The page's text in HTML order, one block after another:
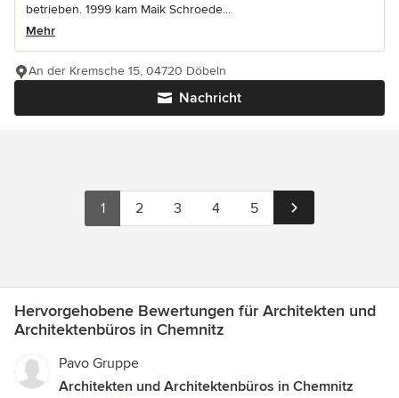
betrieben. 1999 kam Maik Schroede...
Mehr
Nachricht
An der Kremsche 15, 04720 Döbeln
1 2 3 4 5
Hervorgehobene Bewertungen für Architekten und
Architektenbüros in Chemnitz
Pavo Gruppe
Architekten und Architektenbüros in Chemnitz